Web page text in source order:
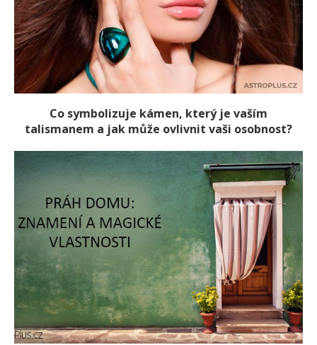
Co symbolizuje kámen, který je vaším
talismanem a jak může ovlivnit vaši osobnost?